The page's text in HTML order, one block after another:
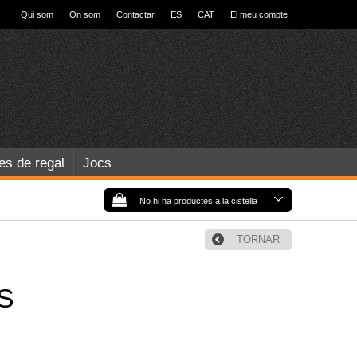
Qui som On som Contactar ES CAT El meu compte
de regal Jocs
No hi ha productes a la cistella
TORNAR